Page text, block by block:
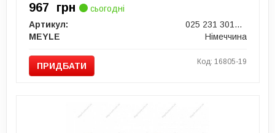
967 грн
сьогодні
Артикул:
025 231 3019/A
MEYLE
Німеччина
ПРИДБАТИ Код: 16805-19